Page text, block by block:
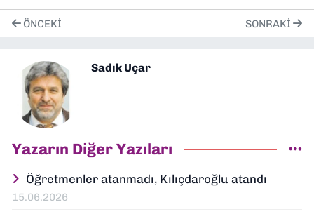
ÖNCEKI SONRAKI
Sadık Uçar
Yazarın Diğer Yazıları
Öğretmenler atanmadı, Kılıçdaroğlu atandı
15.06.2026